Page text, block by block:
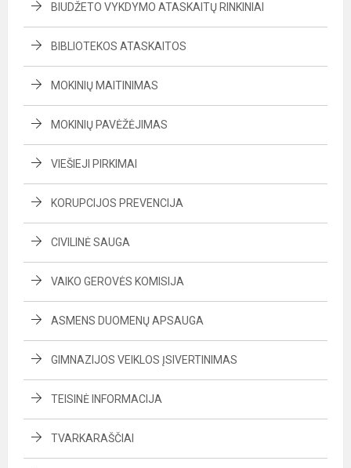
BIUDŽETO VYKDYMO ATASKAITŲ RINKINIAI
BIBLIOTEKOS ATASKAITOS
MOKINIŲ MAITINIMAS
MOKINIŲ PAVĖŽĖJIMAS
VIEŠIEJI PIRKIMAI
KORUPCIJOS PREVENCIJA
CIVILINĖ SAUGA
VAIKO GEROVĖS KOMISIJA
ASMENS DUOMENŲ APSAUGA
GIMNAZIJOS VEIKLOS ĮSIVERTINIMAS
TEISINĖ INFORMACIJA
TVARKARAŠČIAI